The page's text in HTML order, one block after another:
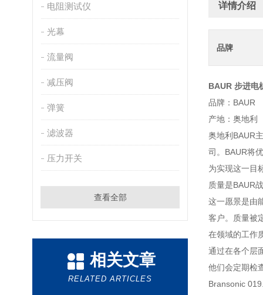
电阻测试仪
光幕
流量阀
减压阀
弹簧
滤波器
压力开关
查看全部
相关文章
RELATED ARTICLES
详情介绍
品牌
BAUR 步进电
品牌：BAUR
产地：奥地利
奥地利BAUR
司。BAUR将
为实现这一目
质量是BAUR
这一愿景是由
客户。质量被
在领域的工作
通过在各个层
他们会定期检
Bransonic